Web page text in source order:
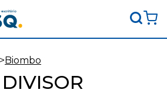
>Biombo